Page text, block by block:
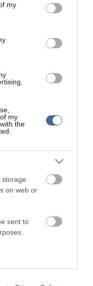
You may click to
third-party tags to
in below Google
my
my
the
storage
on web or
sent to
készülő biztonsági
- ehhez a Chrome